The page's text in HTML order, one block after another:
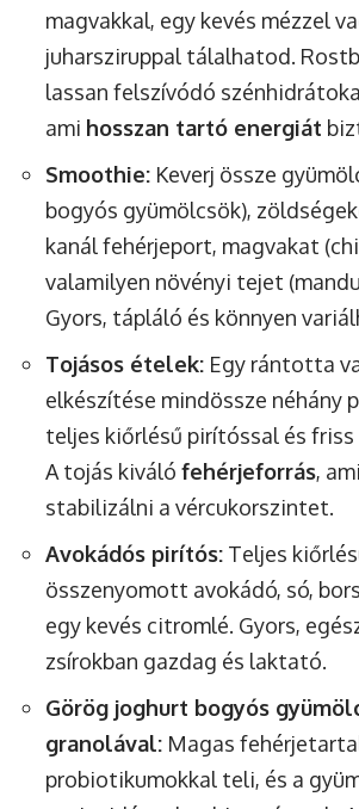
magvakkal, egy kevés mézzel
juharsziruppal tálalhatod.
lassan felszívódó
ami hosszan tartó energiát
Smoothie: Keverj össze
bogyós gyümölcsök),
kanál fehérjeport, magvakat
valamilyen növényi tejet
Gyors, tápláló és könnyen
Tojásos ételek: Egy rántotta
elkészítése mindössze néhány
teljes kiőrlésű pirítóssal és
A tojás kiváló fehérjeforrás,
stabilizálni a vércukorszintet.
Avokádós pirítós: Teljes
összenyomott avokádó, só,
egy kevés citromlé. Gyors,
zsírokban gazdag és laktató.
Görög joghurt bogyós
granolával: Magas
probiotikumokkal teli, és a